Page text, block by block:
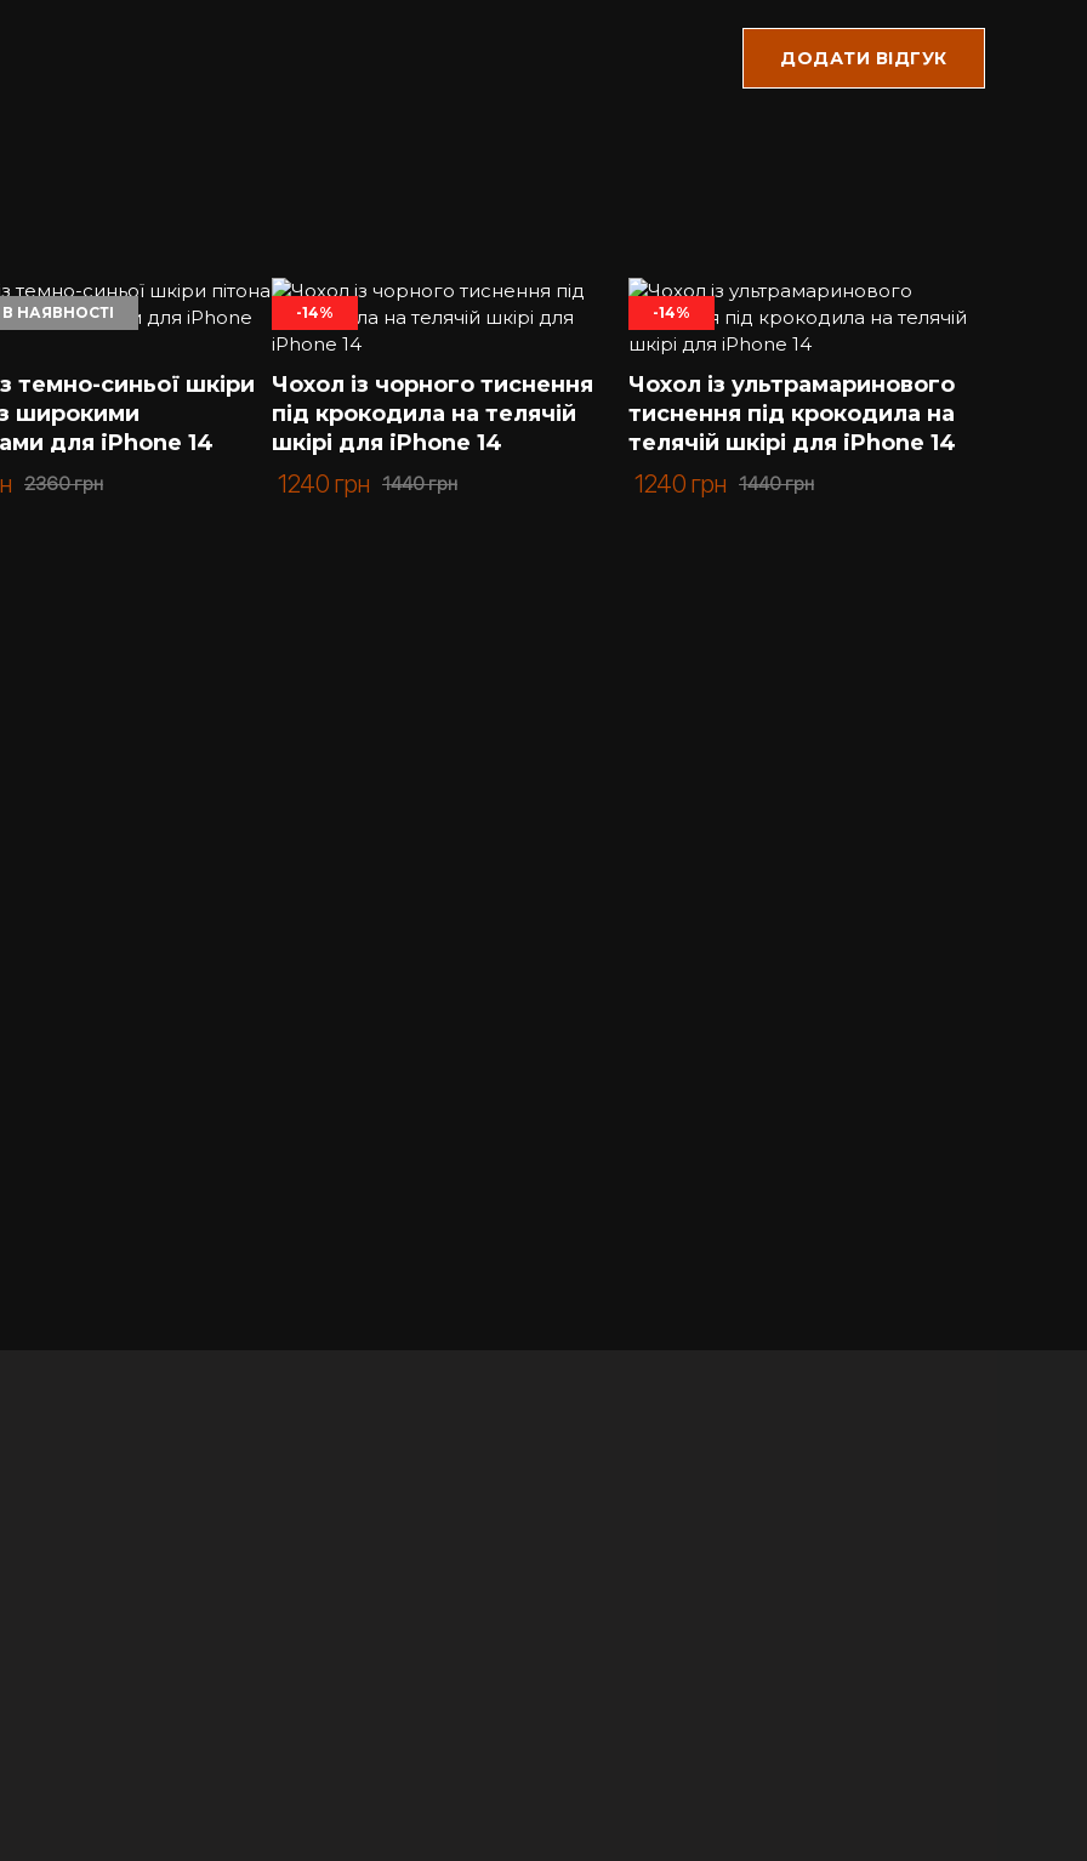
НАЯВНОСТІ
темно-синьої шкіри
з широкими
для iPhone 14
2360грн
-14%
Чохол із чорного тиснення
під крокодила на телячій
шкірі для iPhone 14
1440грн
1240 грн
-14%
Чохол із ультрамаринового
тиснення під крокодила на
телячій шкірі для iPhone 14
1440грн
1240 грн